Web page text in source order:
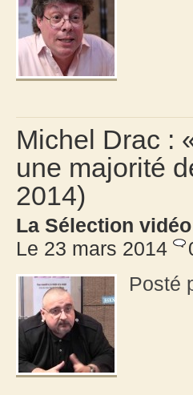
Michel Drac :
une majorité
2014)
La Sélection
Le 23 mars 2014
Posté